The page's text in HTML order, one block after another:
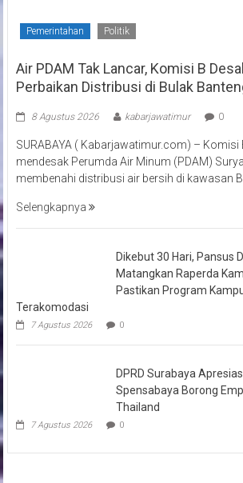
Pemerintahan Politik
Air PDAM Tak Lancar, Komisi B
Perbaikan Distribusi di Bulak
8 Agustus 2026 kabarjawatimur 0
SURABAYA ( Kabarjawatimur.com) – Komisi
mendesak Perumda Air Minum (PDAM)
membenahi distribusi air bersih di kawasan
Selengkapnya
Dikebut 30 Hari, Pansus
Matangkan Raperda
Pastikan Program
Terakomodasi
7 Agustus 2026 0
DPRD Surabaya
Spensabaya Borong
Thailand
7 Agustus 2026 0